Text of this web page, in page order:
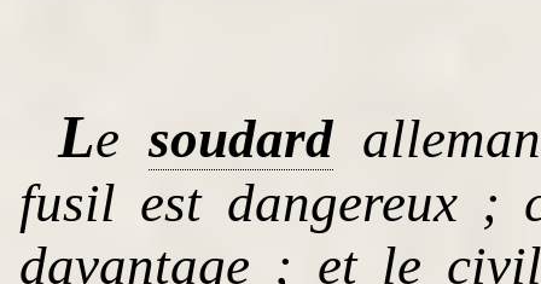
Lesoudard
fusil est dangereux ;
davantage ; et le